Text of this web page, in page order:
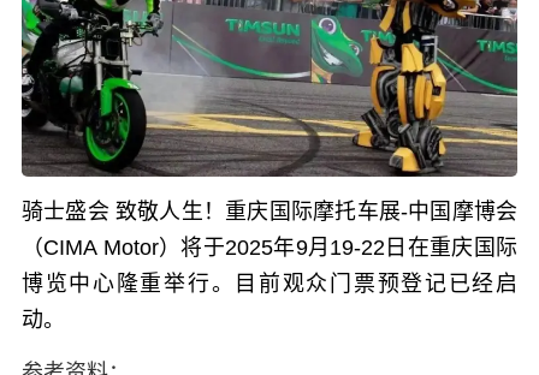
骑士盛会 致敬人生！重庆国际摩托车展-中国摩博会
（CIMA Motor）将于2025年9月19-22日在重庆国际
博览中心隆重举行。目前观众门票预登记已经启
动。